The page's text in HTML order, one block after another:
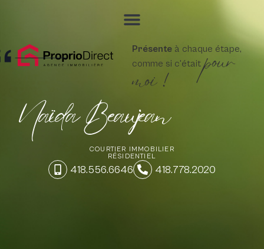
Présenteà chaque étape,
comme si c'était pour
moi !
Naïda Beaujean
COURTIER IMMOBILIER
RÉSIDENTIEL
418.556.6646 418.778.2020